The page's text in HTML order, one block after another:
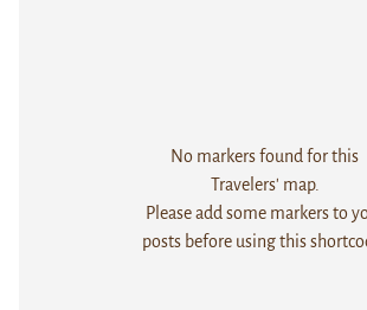
No markers found for this
Travelers' map.
Please add some markers to
posts before using this